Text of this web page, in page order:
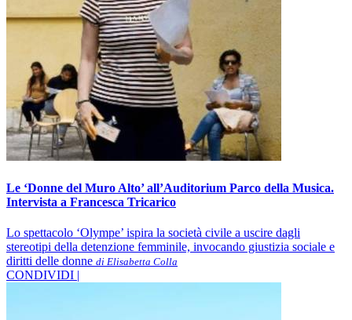
Le ‘Donne del Muro Alto’ all’Auditorium Parco della Musica.
Intervista a Francesca Tricarico
Lo spettacolo ‘Olympe’ ispira la società civile a uscire dagli
stereotipi della detenzione femminile, invocando giustizia sociale e
diritti delle donne di Elisabetta Colla
CONDIVIDI |